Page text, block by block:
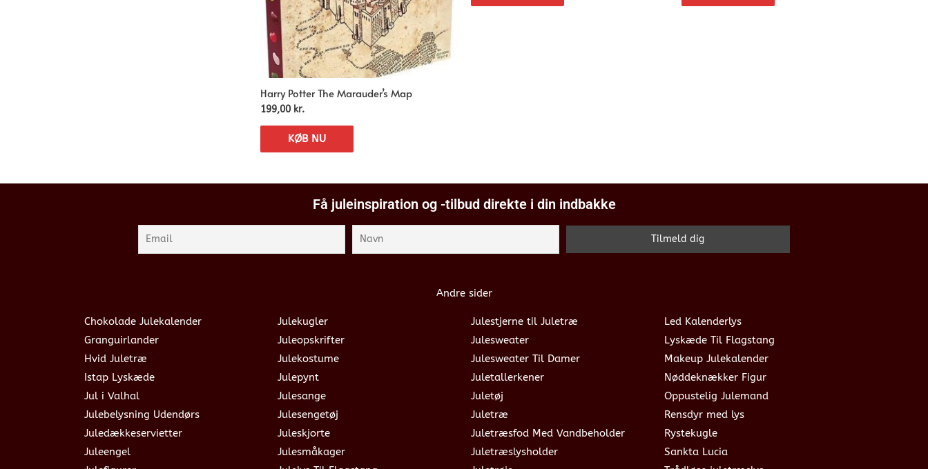
Harry Potter The Marauder’s Map
199,00 kr.
KØB NU
Få juleinspiration og -tilbud direkte i din indbakke
Andre sider
Chokolade Julekalender
Granguirlander
Hvid Juletræ
Istap Lyskæde
Jul i Valhal
Julebelysning Udendørs
Juledækkeservietter
Juleengel
Julekugler
Juleopskrifter
Julekostume
Julepynt
Julesange
Julesengetøj
Juleskjorte
Julesmåkager
Julestjerne til Juletræ
Julesweater
Julesweater Til Damer
Juletallerkener
Juletøj
Juletræ
Juletræsfod Med Vandbeholder
Juletræslysholder
Led Kalenderlys
Lyskæde Til Flagstang
Makeup Julekalender
Nøddeknækker Figur
Oppustelig Julemand
Rensdyr med lys
Rystekugle
Sankta Lucia